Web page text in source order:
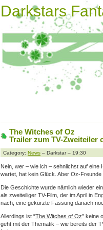
Darkstars
The Witches of Oz
Trailer zum TV-Zweiteiler
Category: News – Darkstar – 19:30
Nein, wer – wie ich – sehnlichst auf eine
wartet, hat kein Glück. Aber Oz-Freunde
Die Geschichte wurde nämlich wieder
als zweiteiliger TV-Film, der im April in
nach, eine gekürzte Fassung danach
Allerdings ist “The Witches of Oz” keine
geht mit der Thematik – wie bereits der